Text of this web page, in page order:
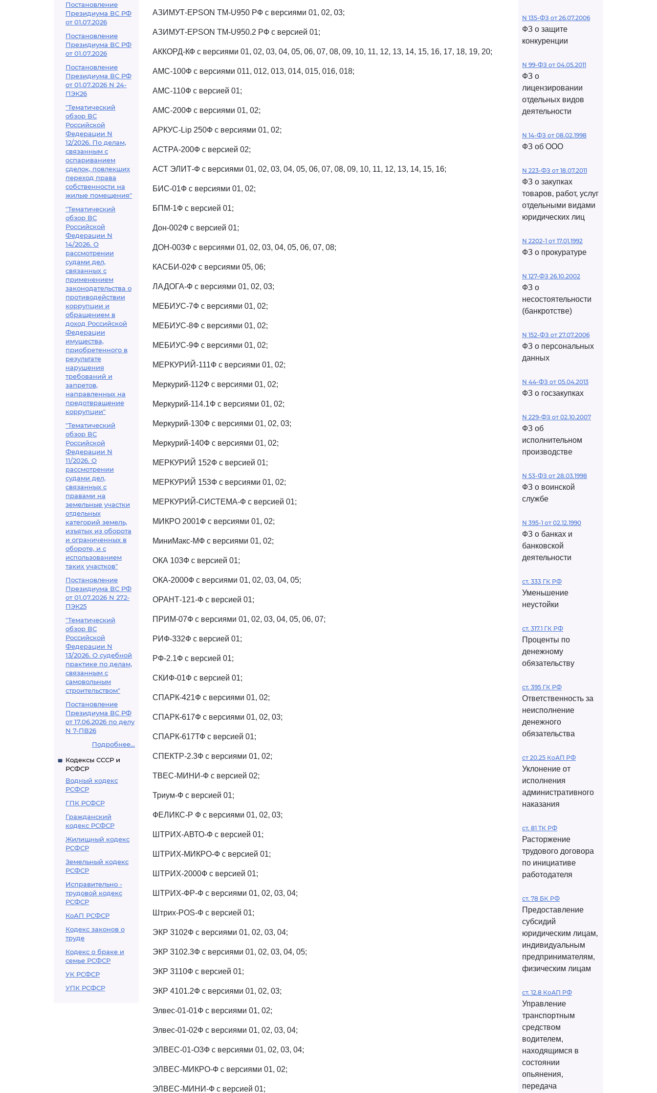
Постановление
Президиума ВС РФ
от 01.07.2026
Постановление
Президиума ВС РФ
от 01.07.2026
Постановление
Президиума ВС РФ
от 01.07.2026 N 24-
ПЭК26
"Тематический
обзор ВС
Российской
Федерации N
12/2026. По делам,
связанным с
оспариванием
сделок, повлекших
переход права
собственности на
жилые помещения"
"Тематический
обзор ВС
Российской
Федерации N
14/2026. О
рассмотрении
судами дел,
связанных с
применением
законодательства о
противодействии
коррупции и
обращением в
доход Российской
Федерации
имущества,
приобретенного в
результате
нарушения
требований и
запретов,
направленных на
предотвращение
коррупции"
"Тематический
обзор ВС
Российской
Федерации N
11/2026. О
рассмотрении
судами дел,
связанных с
правами на
земельные участки
отдельных
категорий земель,
изъятых из оборота
и ограниченных в
обороте, и с
использованием
таких участков"
Постановление
Президиума ВС РФ
от 01.07.2026 N 272-
ПЭК25
"Тематический
обзор ВС
Российской
Федерации N
13/2026. О судебной
практике по делам,
связанным с
самовольным
строительством"
Постановление
Президиума ВС РФ
от 17.06.2026 по делу
N 7-ПВ26
Подробнее...
Кодексы СССР и
РСФСР
Водный кодекс
РСФСР
ГПК РСФСР
Гражданский
кодекс РСФСР
Жилищный кодекс
РСФСР
Земельный кодекс
РСФСР
Исправительно -
трудовой кодекс
РСФСР
КоАП РСФСР
Кодекс законов о
труде
Кодекс о браке и
семье РСФСР
УК РСФСР
УПК РСФСР
АЗИМУТ-EPSON TM-U950 РФ с версиями 01, 02, 03;
АЗИМУТ-EPSON TM-U950.2 РФ с версией 01;
АККОРД-КФ с версиями 01, 02, 03, 04, 05, 06, 07, 08, 09, 10, 11, 12, 13, 14, 15, 16, 17, 18, 19, 20;
АМС-100Ф с версиями 011, 012, 013, 014, 015, 016, 018;
АМС-110Ф с версией 01;
АМС-200Ф с версиями 01, 02;
АРКУС-Lip 250Ф с версиями 01, 02;
АСТРА-200Ф с версией 02;
АСТ ЭЛИТ-Ф с версиями 01, 02, 03, 04, 05, 06, 07, 08, 09, 10, 11, 12, 13, 14, 15, 16;
БИС-01Ф с версиями 01, 02;
БПМ-1Ф с версией 01;
Дон-002Ф с версией 01;
ДОН-003Ф с версиями 01, 02, 03, 04, 05, 06, 07, 08;
КАСБИ-02Ф с версиями 05, 06;
ЛАДОГА-Ф с версиями 01, 02, 03;
МЕБИУС-7Ф с версиями 01, 02;
МЕБИУС-8Ф с версиями 01, 02;
МЕБИУС-9Ф с версиями 01, 02;
МЕРКУРИЙ-111Ф с версиями 01, 02;
Меркурий-112Ф с версиями 01, 02;
Меркурий-114.1Ф с версиями 01, 02;
Меркурий-130Ф с версиями 01, 02, 03;
Меркурий-140Ф с версиями 01, 02;
МЕРКУРИЙ 152Ф с версией 01;
МЕРКУРИЙ 153Ф с версиями 01, 02;
МЕРКУРИЙ-СИСТЕМА-Ф с версией 01;
МИКРО 2001Ф с версиями 01, 02;
МиниМакс-МФ с версиями 01, 02;
ОКА 103Ф с версией 01;
ОКА-2000Ф с версиями 01, 02, 03, 04, 05;
ОРАНТ-121-Ф с версией 01;
ПРИМ-07Ф с версиями 01, 02, 03, 04, 05, 06, 07;
РИФ-332Ф с версией 01;
РФ-2.1Ф с версией 01;
СКИФ-01Ф с версией 01;
СПАРК-421Ф с версиями 01, 02;
СПАРК-617Ф с версиями 01, 02, 03;
СПАРК-617ТФ с версией 01;
СПЕКТР-2.3Ф с версиями 01, 02;
ТВЕС-МИНИ-Ф с версией 02;
Триум-Ф с версией 01;
ФЕЛИКС-Р Ф с версиями 01, 02, 03;
ШТРИХ-АВТО-Ф с версией 01;
ШТРИХ-МИКРО-Ф с версией 01;
ШТРИХ-2000Ф с версией 01;
ШТРИХ-ФР-Ф с версиями 01, 02, 03, 04;
Штрих-РОS-Ф с версией 01;
ЭКР 3102Ф с версиями 01, 02, 03, 04;
ЭКР 3102.3Ф с версиями 01, 02, 03, 04, 05;
ЭКР 3110Ф с версией 01;
ЭКР 4101.2Ф с версиями 01, 02, 03;
Элвес-01-01Ф с версиями 01, 02;
Элвес-01-02Ф с версиями 01, 02, 03, 04;
ЭЛВЕС-01-О3Ф с версиями 01, 02, 03, 04;
ЭЛВЕС-МИКРО-Ф с версиями 01, 02;
ЭЛВЕС-МИНИ-Ф с версией 01;
N 135-ФЗ от 26.07.2006
ФЗ о защите
конкуренции
N 99-ФЗ от 04.05.2011
ФЗ о
лицензировании
отдельных видов
деятельности
N 14-ФЗ от 08.02.1998
ФЗ об ООО
N 223-ФЗ от 18.07.2011
ФЗ о закупках
товаров, работ, услуг
отдельными видами
юридических лиц
N 2202-1 от 17.01.1992
ФЗ о прокуратуре
N 127-ФЗ 26.10.2002
ФЗ о
несостоятельности
(банкротстве)
N 152-ФЗ от 27.07.2006
ФЗ о персональных
данных
N 44-ФЗ от 05.04.2013
ФЗ о госзакупках
N 229-ФЗ от 02.10.2007
ФЗ об
исполнительном
производстве
N 53-ФЗ от 28.03.1998
ФЗ о воинской
службе
N 395-1 от 02.12.1990
ФЗ о банках и
банковской
деятельности
ст. 333 ГК РФ
Уменьшение
неустойки
ст. 317.1 ГК РФ
Проценты по
денежному
обязательству
ст. 395 ГК РФ
Ответственность за
неисполнение
денежного
обязательства
ст 20.25 КоАП РФ
Уклонение от
исполнения
административного
наказания
ст. 81 ТК РФ
Расторжение
трудового договора
по инициативе
работодателя
ст. 78 БК РФ
Предоставление
субсидий
юридическим лицам,
индивидуальным
предпринимателям,
физическим лицам
ст. 12.8 КоАП РФ
Управление
транспортным
средством
водителем,
находящимся в
состоянии
опьянения,
передача